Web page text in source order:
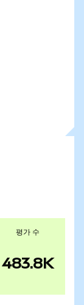
평가 수
483.8K